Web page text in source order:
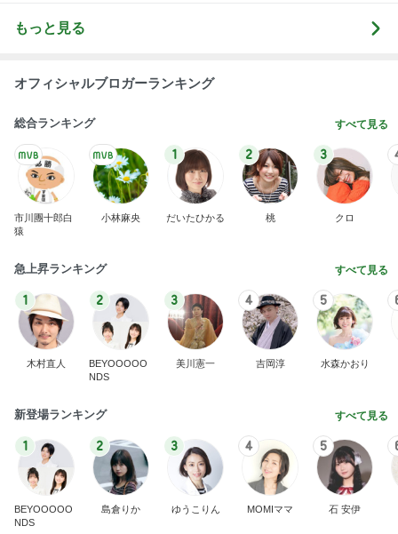
もっと見る
オフィシャルブロガーランキング
総合ランキング すべて見る
市川團十郎白
猿
小林麻央
1
だいたひかる
2
桃
3
クロ
急上昇ランキング すべて見る
1
木村直人
2
BEYOOOOO
NDS
3
美川憲一
4
吉岡淳
5
水森かおり
新登場ランキング すべて見る
1
BEYOOOOO
NDS
2
島倉りか
3
ゆうこりん
4
MOMIママ
5
石 安伊